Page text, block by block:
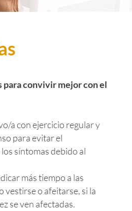
para convivir mejor con el
a con ejercicio regular y
para evitar el
síntomas debido al
más tiempo a las
vestirse o afeitarse, si la
se ven afectadas.